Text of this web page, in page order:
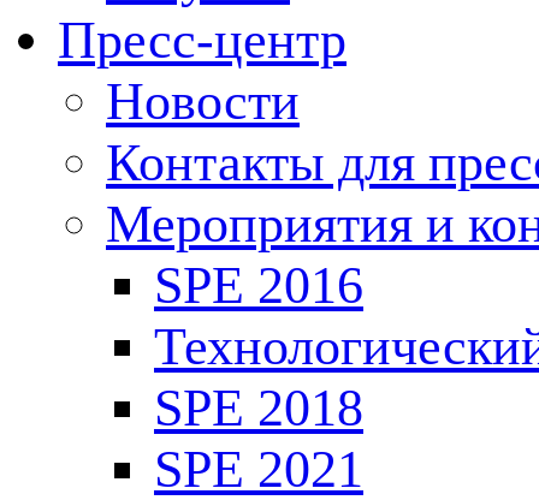
Пресс-центр
Новости
Контакты для
Мероприятия и
SPE 2016
SPE 2018
SPE 2021